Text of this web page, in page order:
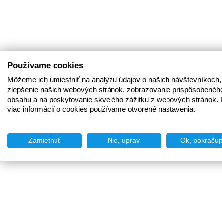
Používame cookies
Môžeme ich umiestniť na analýzu údajov o našich
zlepšenie našich webových stránok, zobrazovanie
obsahu a na poskytovanie skvelého zážitku z webových stránok.
viac informácií o cookies používame otvorené nastavenia.
Zamietnuť Nie, uprav Ok,